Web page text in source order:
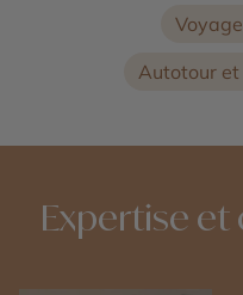
Autotour
Expertise